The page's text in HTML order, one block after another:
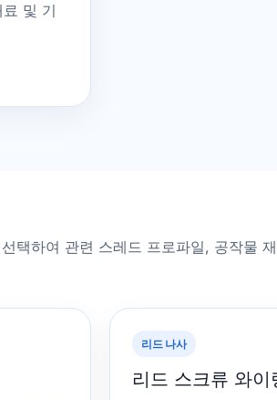
및 기
택하여 관련 스레드 프로파일, 공작물
리드 나사
리드 스크류 와이